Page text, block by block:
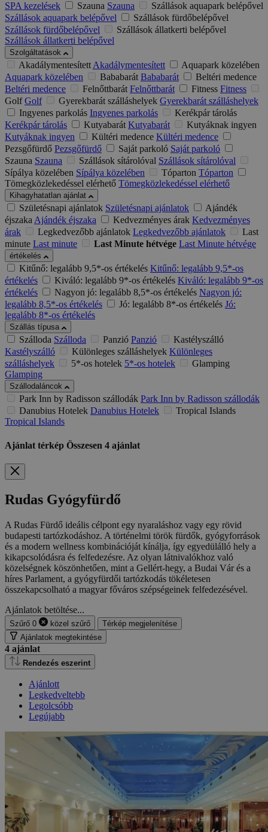
SPA kezelések
Szauna Szauna
Szállások aquapark belépővel
Szállások aquapark belépővel
Szállások fürdőbelépővel
Szállások fürdőbelépővel
Szállások állatkerti belépővel
Szállások állatkerti belépővel
Szolgáltatások
AkadálymentesítettAkadálymentesített
Aquapark közelében
Aquapark közelében
Bababarát Bababarát
Beltéri medence
Beltéri medence
Felnőttbarát Felnőttbarát Fitness Fitness
Golf Golf Gyerekbarát szálláshelyek Gyerekbarát szálláshelyek
Ingyenes parkolás Ingyenes parkolás
Kerékpár tárolás
Kerékpár tárolás
Kutyabarát Kutyabarát
Kutyáknak ingyen
Kutyáknak ingyen
Kültéri medence Kültéri medence
Pezsgőfürdő Pezsgőfürdő Saját parkoló Saját parkoló
Szauna Szauna Szállások sítárolóval Szállások sítárolóval
Sípálya közelében Sípálya közelében Tóparton Tóparton
Tömegközlekedéssel elérhető Tömegközlekedéssel elérhető
Kihagyhatatlan ajánlat
Születésnapi ajánlatok Születésnapi ajánlatok
Ajándék
éjszakaAjándék éjszaka Kedvezményes árak Kedvezményes
árak
Legkedvezőbb ajánlatok Legkedvezőbb ajánlatok
Last
minute Last minute Last Minute hétvége Last Minute hétvége
értékelés
Kitűnő: legalább 9,5*-os értékelés Kitűnő: legalább 9,5*-os
értékelés
Kiváló: legalább 9*-os értékelés Kiváló: legalább 9*-os
értékelés
Nagyon jó: legalább 8,5*-os értékelés Nagyon jó:
legalább 8,5*-os értékelés
Jó: legalább 8*-os értékelés Jó:
legalább 8*-os értékelés
Szállás típusa
Szálloda Szálloda Panzió Panzió
Kastélyszálló
Kastélyszálló
Különleges szálláshelyek Különleges
szálláshelyek
5*-os hotelek 5*-os hotelek
Glamping
Glamping
Szállodaláncok
Park Inn by Radisson szállodák Park Inn by Radisson szállodák
Danubius Hotelek Danubius Hotelek
Tropical Islands
Tropical Islands
Ajánlat térkép Összesen 4 ajánlat
Rudas Gyógyfürdő
A Rudas Fürdő ideális célpont egy nyaraláshoz vagy egy rövid
budapesti tartózkodáshoz. A történelmi török fürdők, gyógyforrások
és a modern wellness kombinációját kínálja, így egyedülálló hely a
kikapcsolódásra és felfedezésre. Az olyan látnivalókhoz való
közelségnek köszönhetően, mint a Gellért-hegy, a Budai Vár és a
híres Parlament, a gyógyfürdői tartózkodás tökéletesen
összekapcsolható a magyar főváros szépségeinek felfedezésével.
Ajánlatok betöltése...
Szűrő 0 közel szűrő
Térkép megjelenítése
Ajánlatok megtekintése
4 ajánlat
Rendezés eszerint
Ajánlott
Legkedveltebb
Legolcsóbb
Legújabb